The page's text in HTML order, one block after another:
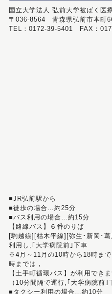
国立大学法人 弘前大学被ばく医
〒036-8564 青森県弘前市本町
TEL：0172-39-5401 FAX：
■JR弘前駅から
■徒歩の場合…約25分
■バス利用の場合…約15分
【路線バス】６番のりば
[駒越線][枯木平線][弥生･新岡･
利用し,｢大学病院前｣下車
※4月～11月の10時から18時ま
時までは，
【土手町循環バス】が利用できま
（10分間隔で運行,｢大学病院前｣
■タクシー利用の場合…約10分